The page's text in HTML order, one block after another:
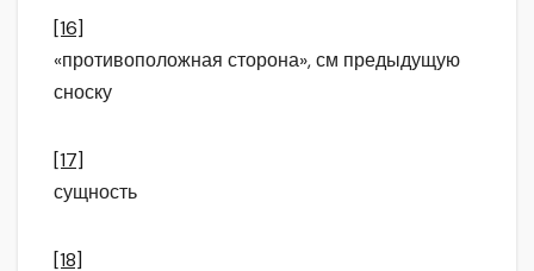
[16]
«противоположная сторона», см предыдущую
сноску
[17]
сущность
[18]